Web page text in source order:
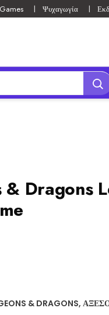
Ψυχαγωγία
& Dragons
& DRAGONS,